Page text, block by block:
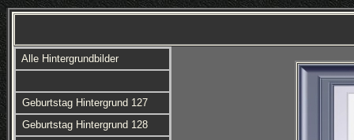
Alle Hintergrundbilder
Geburtstag Hintergrund 127
Geburtstag Hintergrund 128